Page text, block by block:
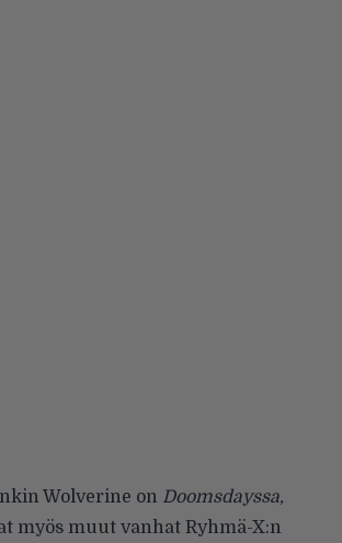
Wolverine on Doomsdayssa,
myös muut vanhat Ryhmä-X:n